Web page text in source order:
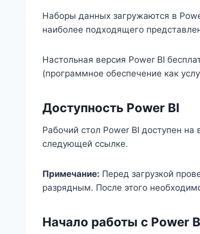
Наборы данных загружаются в
наиболее подходящего
Настольная версия Power BI
(программное обеспечение как
Доступность Power BI
Рабочий стол Power BI доступен
следующей ссылке.
Примечание: Перед загрузкой
разрядным. После этого
Начало работы с Power